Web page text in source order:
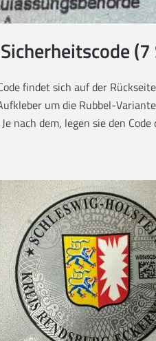
Sicherheitscode
findet sich auf der
um die Rubbel-
nach dem, legen sie den